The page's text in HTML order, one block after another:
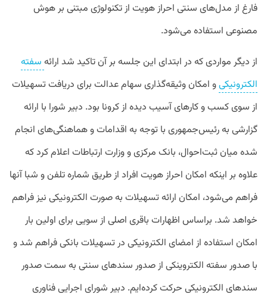
فارغ از مدل‌های سنتی احراز هویت از تکنولوژی مبتنی بر هوش
مصنوعی استفاده می‌شود.
از دیگر مواردی که در ابتدای این جلسه بر آن تاکید شد ارائه سفته
الکترونیکیو امکان وثیقه‌گذاری سهام عدالت برای دریافت تسهیلات
از سوی کسب و کارهای آسیب دیده از کرونا بود. دبیر شورا با ارائه
گزارشی به رئیس‌جمهوری با توجه به اقدامات و هماهنگی‌های انجام
شده میان ثبت‌احوال، بانک مرکزی و وزارت ارتباطات اعلام کرد که
علاوه بر اینکه امکان احراز هویت افراد از طریق شماره تلفن و شبا آنها
فراهم می‌شود، امکان ارائه تسهیلات به صورت الکترونیکی نیز فراهم
خواهد شد. براساس اظهارات باقری اصلی از سویی برای اولین بار
امکان استفاده از امضای الکترونیکی در تسهیلات بانکی فراهم شد و
با صدور سفته الکتروینکی از صدور سندهای سنتی به سمت صدور
سندهای الکترونیکی حرکت کرده‌ایم. دبیر شورای اجرایی فناوری